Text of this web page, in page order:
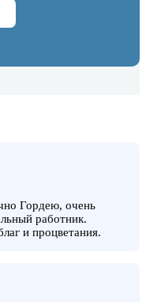
Гордею, очень
работник.
и процветания.